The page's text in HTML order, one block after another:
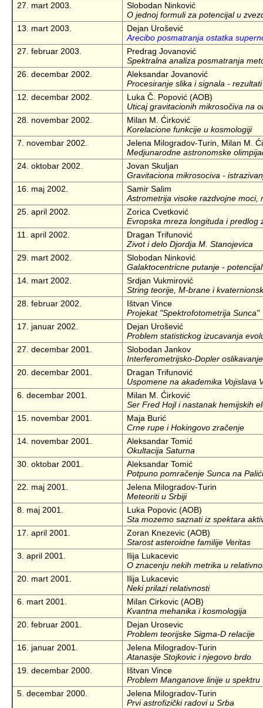
27. mart 2003.
Slobodan Ninković
O jednoj formuli za potencijal u
13. mart 2003.
Dejan Urošević
Arecibo posmatranja ostatka
27. februar 2003.
Predrag Jovanović
Spektralna analiza posmatranja
26. decembar 2002.
Aleksandar Jovanović
Procesiranje slika i signala -
12. decembar 2002.
Luka Č. Popović (AOB)
Uticaj gravitacionih mikrosočiva na
28. novembar 2002.
Milan M. Ćirković
Korelacione funkcije u kosmologiji
7. novembar 2002.
Jelena Milogradov-Turin, Milan M.
Medjunarodne astronomske
24. oktobar 2002.
Jovan Skuljan
Gravitaciona mikrosociva -
16. maj 2002.
Samir Salim
Astrometrija visoke razdvojne moci,
25. april 2002.
Zorica Cvetković
Evropska mreza longituda i predlog
11. april 2002.
Dragan Trifunović
Zivot i delo Djordja M. Stanojevica
29. mart 2002.
Slobodan Ninković
Galaktocentricne putanje -
14. mart 2002.
Srdjan Vukmirović
String teorije, M-brane i
28. februar 2002.
Ištvan Vince
Projekat "Spektrofotometrija Sunca"
17. januar 2002.
Dejan Urošević
Problem statistickog izucavanja
27. decembar 2001.
Slobodan Jankov
Interferometrijsko-Dopler
20. decembar 2001.
Dragan Trifunović
Uspomene na akademika Vojislava
6. decembar 2001.
Milan M. Ćirković
Ser Fred Hojl i nastanak hemijskih
15. novembar 2001.
Maja Burić
Crne rupe i Hokingovo zračenje
14. novembar 2001.
Aleksandar Tomić
Okultacija Saturna
30. oktobar 2001.
Aleksandar Tomić
Potpuno pomračenje Sunca na
22. maj 2001.
Jelena Milogradov-Turin
Meteoriti u Srbiji
8. maj 2001.
Luka Popovic (AOB)
Sta mozemo saznati iz spektara
17. april 2001.
Zoran Knezevic (AOB)
Starost asteroidne familije Veritas
3. april 2001.
Ilija Lukacevic
O znacenju nekih metrika u
20. mart 2001.
Ilija Lukacevic
Neki prilazi relativnosti
6. mart 2001.
Milan Cirkovic (AOB)
Kvantna mehanika i kosmologija
20. februar 2001.
Dejan Urosevic
Problem teorijske Sigma-D relacije
16. januar 2001.
Jelena Milogradov-Turin
Atanasije Stojkovic i njegovo brdo
19. decembar 2000.
Ištvan Vince
Problem Manganove linije u spektru
5. decembar 2000.
Jelena Milogradov-Turin
Prvi astrofizički radovi u Srba